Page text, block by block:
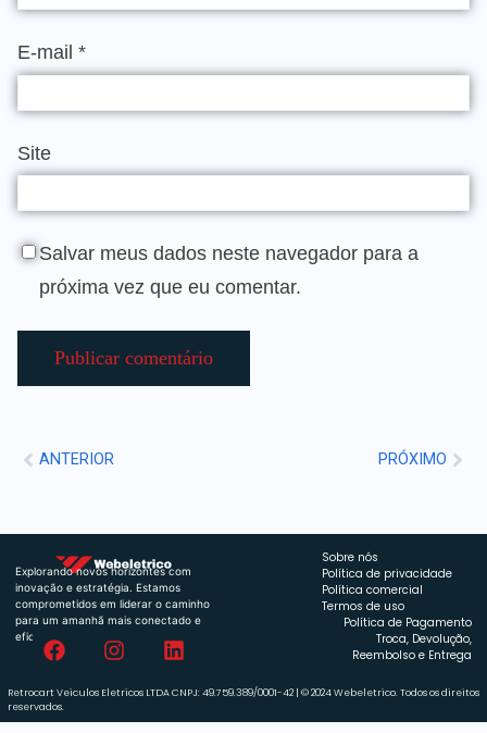
E-mail *
Site
Salvar meus dados neste navegador para a
próxima vez que eu comentar.
ANTERIOR PRÓXIMO
Explorando novos horizontes com
inovação e estratégia. Estamos
comprometidos em liderar o caminho
para um amanhã mais conectado e
eficiente.
Sobre nós
Política de privacidade
Política comercial
Termos de uso
Política de Pagamento
Troca, Devolução,
Reembolso e Entrega
Retrocart Veiculos Eletricos LTDA CNPJ: 49.759.389/0001-42 | © 2024 Webeletrico. Todos os direitos
reservados.